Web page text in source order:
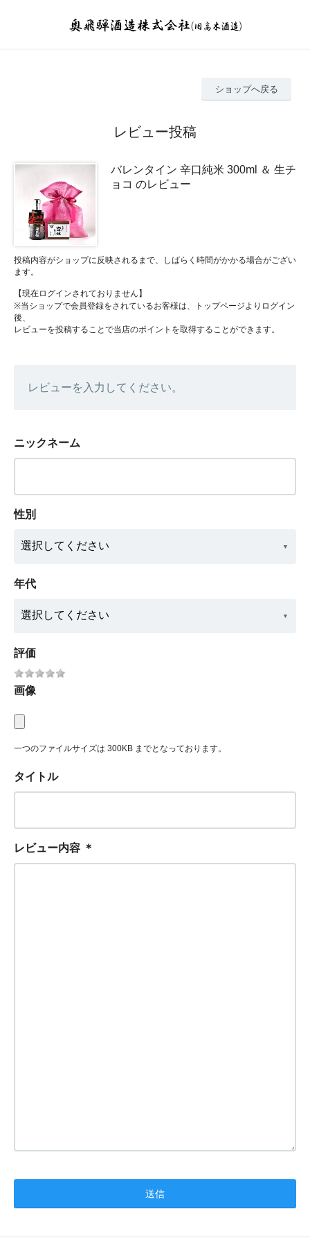
ショップへ戻る
レビュー投稿
バレンタイン 辛口純米 300ml ＆ 生チ
ョコ のレビュー
投稿内容がショップに反映されるまで、しばらく時間がかかる場合がござい
ます。
【現在ログインされておりません】
※当ショップで会員登録をされているお客様は、トップページよりログイン
後、
レビューを投稿することで当店のポイントを取得することができます。
レビューを入力してください。
ニックネーム
性別
年代
評価
画像
一つのファイルサイズは 300KB までとなっております。
タイトル
レビュー内容 ＊